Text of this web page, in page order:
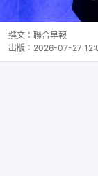
撰文： 聯合早報
出版： 2026-07-27